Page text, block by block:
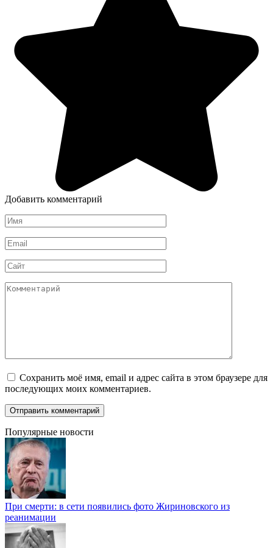
Добавить комментарий
Имя
*
Email
*
Сайт
Комментарий
Сохранить моё имя, email и адрес сайта в этом браузере для
последующих моих комментариев.
Популярные новости
При смерти: в сети появились фото Жириновского из
реанимации